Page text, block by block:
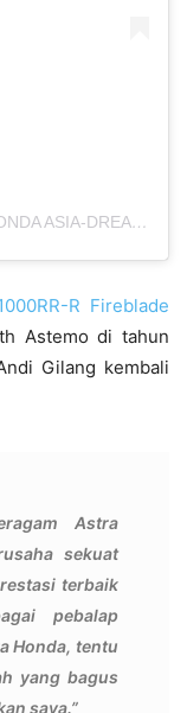
SEBUAH KIRIMAN DIBAGIKAN OLEH HONDA ASIA-DREAM RACING WITH ASTEMO (@HONDAASIADREAMRRCINGWITHASTEMO)
R Fireblade
Astemo di tahun
Gilang kembali
Astra
sekuat
terbaik
pebalap
Honda, tentu
yang bagus
saya.”